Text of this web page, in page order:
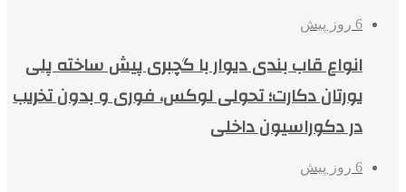
6 روز پیش
انواع قاب بندی دیوار با گچبری پیش ساخته پلی
یورتان دکارت؛ تحولی لوکس، فوری و بدون تخریب
در دکوراسیون داخلی
6 روز پیش